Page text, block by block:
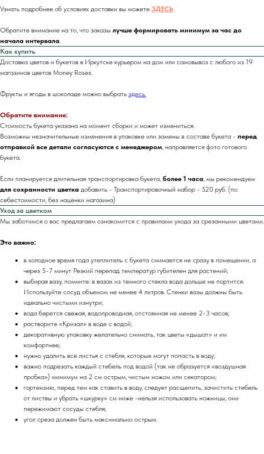
Узнать подробнее об условиях доставки вы можете ЗДЕСЬ
Обратите внимание на то, что заказы лучше формировать минимум за час до
начала интервала
Как купить
Доставка цветов и букетов в Иркутске курьером на дом или самовывоз с любого из 19
магазинов цветов Money Roses.
Фрукты и ягоды в шоколаде можно выбрать здесь.
Обратите внимание:
Стоимость букета указана на момент сборки и может измениться.
Возможны незначительные изменения в упаковке или замены в составе букета - перед
отправкой все детали согласуются с менеджером , направляется фото готового
букета.
Если планируется длительная транспортировка букета, более 1 часа , мы рекомендуем
для сохранности цветка добавить - Транспортировочный набор - 520 руб. (по
себестоимости, без наценки магазина)
Уход за цветком
Мы заботимся о вас предлагаем ознакомится с правилами ухода за срезанными цветами.
Это важно:
в холодное время года утеплитель с букета снимается не сразу в помещении, а
через 5-7 минут Резкий перепад температур губителен для растений;
выбирая вазу, помните: в вазах из темного стекла вода дольше не портится.
Используйте сосуд объемом не менее 4 литров. Стенки вазы должны быть
идеально чистыми изнутри;
вода берется свежая, водопроводная, отстоянная не менее 2-3 часов;
растворите «Кризал» в воде с водой;
декоративную упаковку желательно снимать, так цветы «дышат» и им
комфортнее;
нужно удалить все листья с стебля, которые могут попасть в воду;
важно подрезать каждый стебель под водой (так не образуется «воздушная
пробка») минимум на 2 см острым, чистым ножом или секатором;
гортензию, перед тем как ставить в воду, следует расщепить, зачистить стебель
от листвы и убрать «шкурку» см ниже -нельзя использовать ножницы, они
пережимают сосуды стебля;
угол среза должен быть максимально острым.